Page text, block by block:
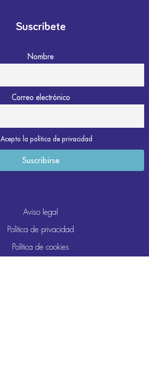
Suscríbete
Nombre
Correo electrónico
Acepto la política de privacidad
Aviso legal
Política de privacidad
Política de cookies